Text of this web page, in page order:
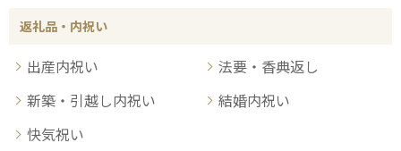
返礼品・内祝い
出産内祝い
法要・香典返し
新築・引越し内祝い
結婚内祝い
快気祝い